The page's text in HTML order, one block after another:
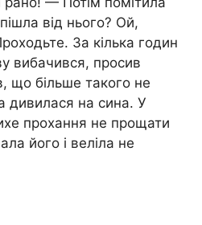
від нього? Ой,
За кілька годин
вибачився, просив
що більше такого не
дивилася на сина. У
прохання не прощати
його і веліла не